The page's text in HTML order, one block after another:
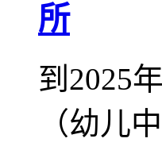
所
到2025
（幼儿